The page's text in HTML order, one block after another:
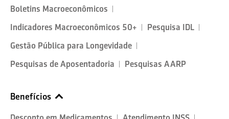
Boletins Macroeconômicos
Indicadores Macroeconômicos 50+
Pesquisa IDL
Gestão Pública para Longevidade
Pesquisas de Aposentadoria
Pesquisas AARP
Benefícios